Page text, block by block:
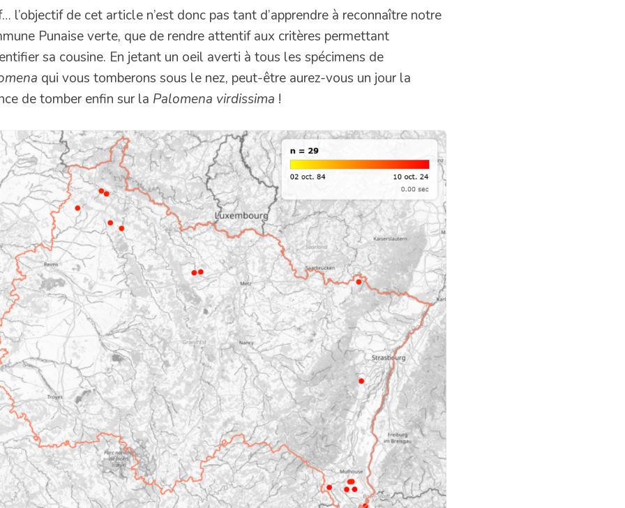
l’objectif de cet article n’est donc pas tant d’apprendre à reconnaître notre
Punaise verte, que de rendre attentif aux critères permettant
sa cousine. En jetant un oeil averti à tous les spécimens de
qui vous tomberons sous le nez, peut-être aurez-vous un jour la
de tomber enfin sur la Palomena virdissima !